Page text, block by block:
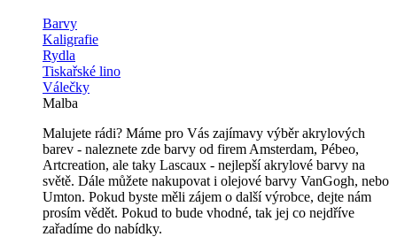
Barvy
Kaligrafie
Rydla
Tiskařské lino
Válečky
Malba
Malujete rádi? Máme pro Vás zajímavy výběr akrylových
barev - naleznete zde barvy od firem Amsterdam, Pébeo,
Artcreation, ale taky Lascaux - nejlepší akrylové barvy na
světě. Dále můžete nakupovat i olejové barvy VanGogh, nebo
Umton. Pokud byste měli zájem o další výrobce, dejte nám
prosím vědět. Pokud to bude vhodné, tak jej co nejdříve
zařadíme do nabídky.